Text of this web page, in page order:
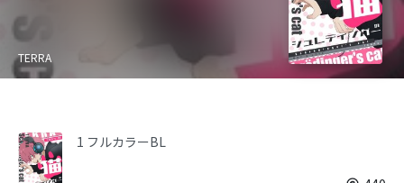
TERRA
1 フルカラーBL